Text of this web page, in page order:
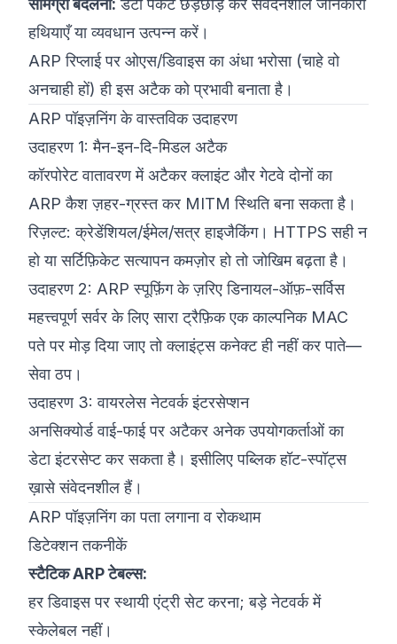
सामग्री बदलना: डेटा पैकेट छेड़छाड़ कर संवेदनशील जानकारी
हथियाएँ या व्यवधान उत्पन्न करें।
ARP रिप्लाई पर ओएस/डिवाइस का अंधा भरोसा (चाहे वो
अनचाही हों) ही इस अटैक को प्रभावी बनाता है।
ARP पॉइज़निंग के वास्तविक उदाहरण
उदाहरण 1: मैन-इन-दि-मिडल अटैक
कॉरपोरेट वातावरण में अटैकर क्लाइंट और गेटवे दोनों का
ARP कैश ज़हर-ग्रस्त कर MITM स्थिति बना सकता है।
रिज़ल्ट: क्रेडेंशियल/ईमेल/सत्र हाइजैकिंग। HTTPS सही न
हो या सर्टिफ़िकेट सत्यापन कमज़ोर हो तो जोखिम बढ़ता है।
उदाहरण 2: ARP स्पूफ़िंग के ज़रिए डिनायल-ऑफ़-सर्विस
महत्त्वपूर्ण सर्वर के लिए सारा ट्रैफ़िक एक काल्पनिक MAC
पते पर मोड़ दिया जाए तो क्लाइंट्स कनेक्ट ही नहीं कर पाते—
सेवा ठप।
उदाहरण 3: वायरलेस नेटवर्क इंटरसेप्शन
अनसिक्योर्ड वाई-फाई पर अटैकर अनेक उपयोगकर्ताओं का
डेटा इंटरसेप्ट कर सकता है। इसीलिए पब्लिक हॉट-स्पॉट्स
ख़ासे संवेदनशील हैं।
ARP पॉइज़निंग का पता लगाना व रोकथाम
डिटेक्शन तकनीकें
स्टैटिक ARP टेबल्स:
हर डिवाइस पर स्थायी एंट्री सेट करना; बड़े नेटवर्क में
स्केलेबल नहीं।